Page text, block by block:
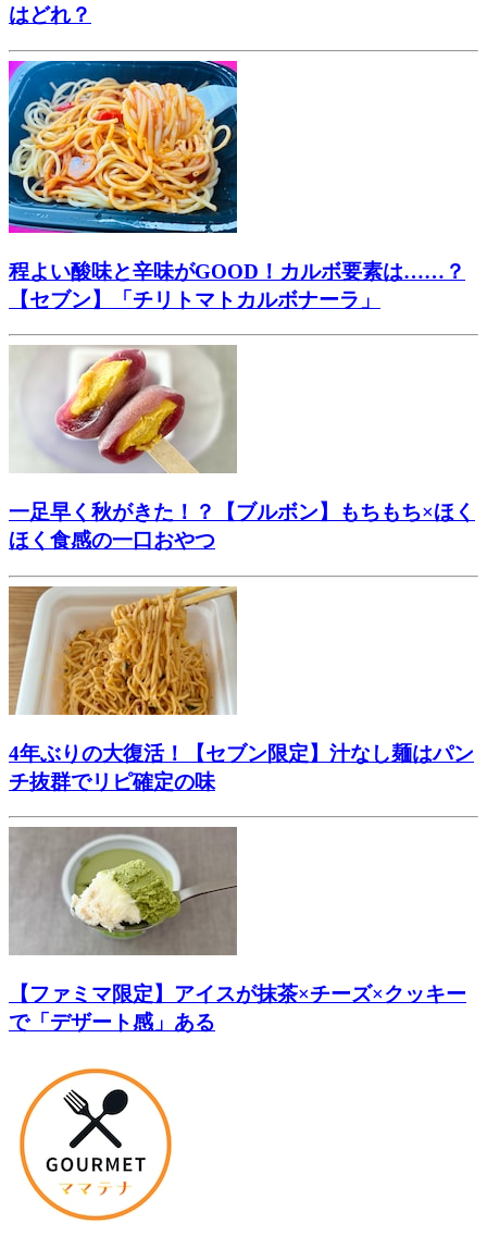
はどれ？
程よい酸味と辛味がGOOD！カルボ要素は……？
【セブン】「チリトマトカルボナーラ」
一足早く秋がきた！？【ブルボン】もちもち×ほく
ほく食感の一口おやつ
4年ぶりの大復活！【セブン限定】汁なし麺はパン
チ抜群でリピ確定の味
【ファミマ限定】アイスが抹茶×チーズ×クッキー
で「デザート感」ある